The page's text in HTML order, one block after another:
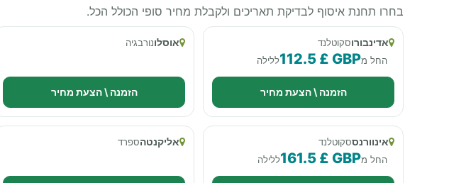
בחרו תחנת איסוף לבדיקת תאריכים ולקבלת מחיר סופי הכולל הכל.
אדינבורוסקוטלנד
החל מ112.5 £ GBPללילה
הזמנה \ הצעת מחיר
אוסלונורבגיה
הזמנה \ הצעת מחיר
אינוורנססקוטלנד
החל מ161.5 £ GBPללילה
אליקנטהספרד